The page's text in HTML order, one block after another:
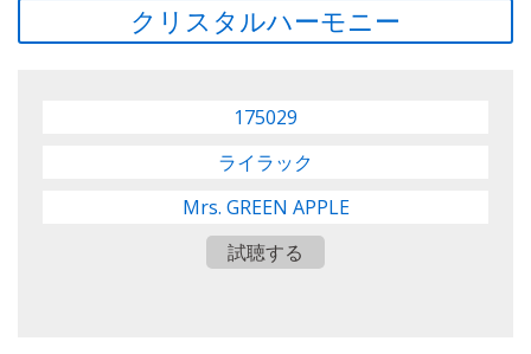
クリスタルハーモニー
175029
ライラック
Mrs. GREEN APPLE
試聴する